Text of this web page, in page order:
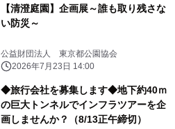
【清澄庭園】企画展～誰も取り残さな
い防災～
公益財団法人 東京都公園協会
2026年7月23日 14:00
◆旅行会社を募集します◆地下約40ｍ
の巨大トンネルでインフラツアーを企
画しませんか？（8/13正午締切）